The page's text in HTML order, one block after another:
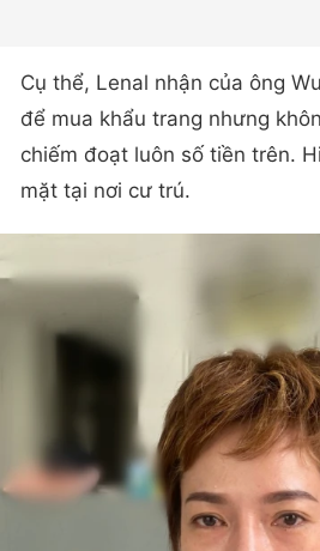
Cụ thể, Lenal nhận của ông
để mua khẩu trang nhưng
chiếm đoạt luôn số tiền trên.
mặt tại nơi cư trú.